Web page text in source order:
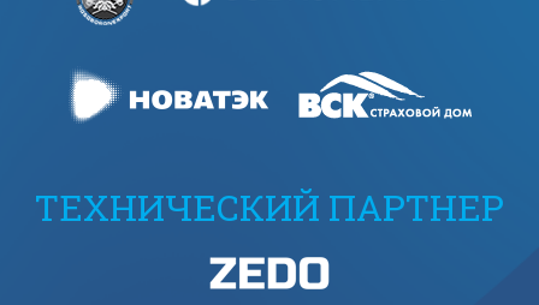
ТЕХНИЧЕСКИЙ ПАРТНЕР